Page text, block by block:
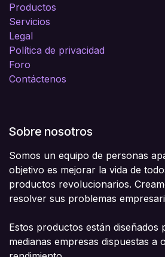
Productos
Servicios
Legal
Política de privacidad
Foro
Contáctenos
Sobre nosotros
Somos un equipo de personas
objetivo es mejorar la vida de
productos revolucionarios.
resolver sus problemas
Estos productos están diseñados
medianas empresas dispuestas a